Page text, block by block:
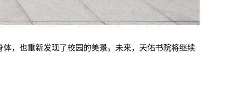
，也重新发现了校园的美景。未来，天佑书院将继续